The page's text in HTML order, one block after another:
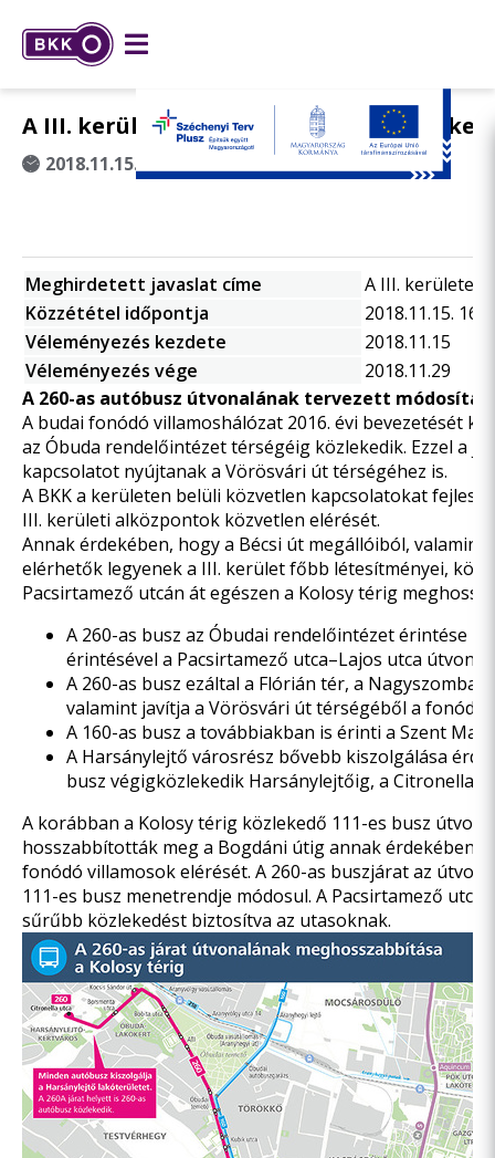
A III. kerületet érintő közösségi
2018.11.15. 16:30
Meghirdetett javaslat címe
A III. kerületet
Közzététel időpontja
2018.11.15.
Véleményezés kezdete
2018.11.15
Véleményezés vége
2018.11.29
A 260-as autóbusz útvonalának tervezett
A budai fonódó villamoshálózat 2016. évi bevezetését
az Óbuda rendelőintézet térségéig közlekedik. Ezzel a
kapcsolatot nyújtanak a Vörösvári út térségéhez is.
A BKK a kerületen belüli közvetlen kapcsolatokat
III. kerületi alközpontok közvetlen elérését.
Annak érdekében, hogy a Bécsi út megállóiból,
elérhetők legyenek a III. kerület főbb létesítményei,
Pacsirtamező utcán át egészen a Kolosy térig
A 260-as busz az Óbudai rendelőintézet érintése
érintésével a Pacsirtamező utca–Lajos utca
A 260-as busz ezáltal a Flórián tér, a
valamint javítja a Vörösvári út térségéből a fonódó
A 160-as busz a továbbiakban is érinti a Szent
A Harsánylejtő városrész bővebb kiszolgálása
busz végigközlekedik Harsánylejtőig, a Citronella
A korábban a Kolosy térig közlekedő 111-es busz
hosszabbították meg a Bogdáni útig annak érdekében,
fonódó villamosok elérését. A 260-as buszjárat az
111-es busz menetrendje módosul. A Pacsirtamező
sűrűbb közlekedést biztosítva az utasoknak.